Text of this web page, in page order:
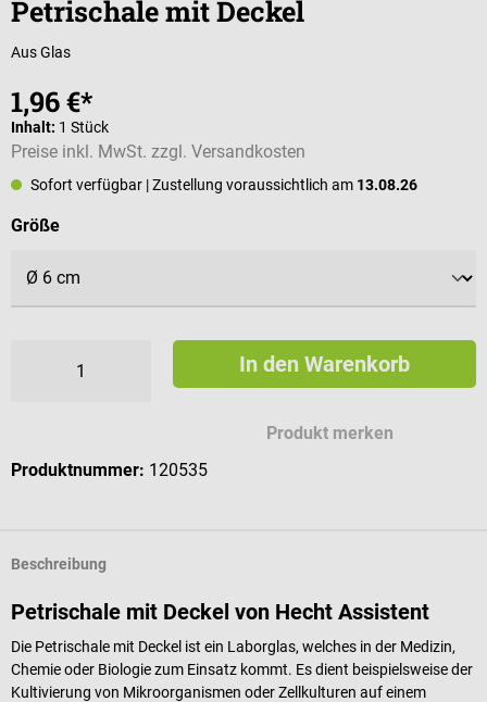
Petrischale mit Deckel
Aus Glas
1,96 €*
Inhalt: 1 Stück
Preise inkl. MwSt. zzgl. Versandkosten
Sofort verfügbar | Zustellung voraussichtlich am 13.08.26
Größeauswählen
In den Warenkorb
Produkt merken
Produktnummer: 120535
Beschreibung
Petrischale mit Deckel von Hecht Assistent
Die Petrischale mit Deckel ist ein Laborglas, welches in der Medizin,
Chemie oder Biologie zum Einsatz kommt. Es dient beispielsweise der
Kultivierung von Mikroorganismen oder Zellkulturen auf einem